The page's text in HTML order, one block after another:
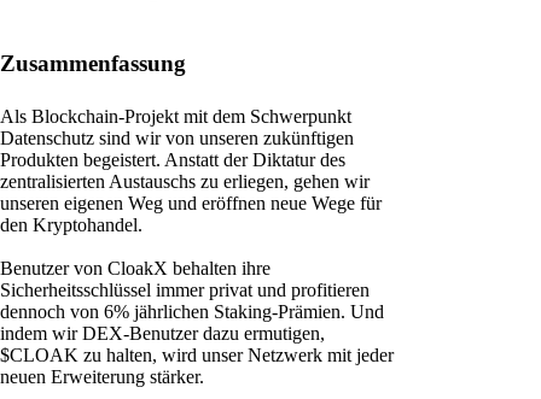
Zusammenfassung
Als Blockchain-Projekt mit dem Schwerpunkt
Datenschutz sind wir von unseren zukünftigen
Produkten begeistert. Anstatt der Diktatur des
zentralisierten Austauschs zu erliegen, gehen wir
unseren eigenen Weg und eröffnen neue Wege für
den Kryptohandel.
Benutzer von CloakX behalten ihre
Sicherheitsschlüssel immer privat und profitieren
dennoch von 6% jährlichen Staking-Prämien. Und
indem wir DEX-Benutzer dazu ermutigen,
$CLOAK zu halten, wird unser Netzwerk mit jeder
neuen Erweiterung stärker.